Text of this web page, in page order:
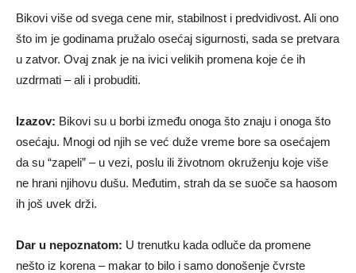
Bikovi više od svega cene mir, stabilnost i predvidivost. Ali ono
što im je godinama pružalo osećaj sigurnosti, sada se pretvara
u zatvor. Ovaj znak je na ivici velikih promena koje će ih
uzdrmati – ali i probuditi.
Izazov: Bikovi su u borbi između onoga što znaju i onoga što
osećaju. Mnogi od njih se već duže vreme bore sa osećajem
da su “zapeli” – u vezi, poslu ili životnom okruženju koje više
ne hrani njihovu dušu. Međutim, strah da se suoče sa haosom
ih još uvek drži.
Dar u nepoznatom: U trenutku kada odluče da promene
nešto iz korena – makar to bilo i samo donošenje čvrste